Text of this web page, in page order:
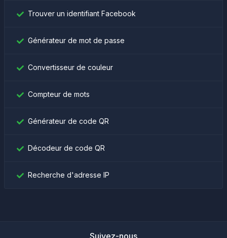
Trouver un identifiant Facebook
Générateur de mot de passe
Convertisseur de couleur
Compteur de mots
Générateur de code QR
Décodeur de code QR
Recherche d'adresse IP
Suivez-nous